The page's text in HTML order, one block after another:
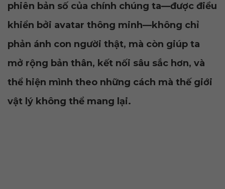
phiên bản số của chính chúng ta—được điều
khiển bởi avatar thông minh—không chỉ
phản ánh con người thật, mà còn giúp ta
mở rộng bản thân, kết nối sâu sắc hơn, và
thể hiện mình theo những cách mà thế giới
vật lý không thể mang lại.